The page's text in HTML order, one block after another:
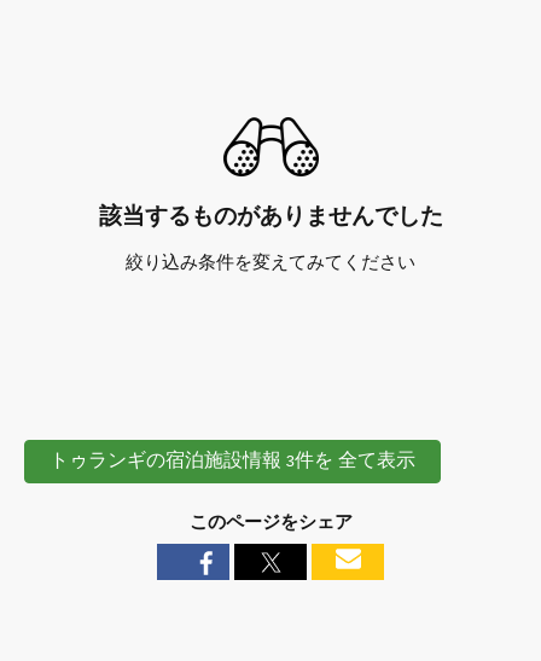
該当するものがありませんでした
絞り込み条件を変えてみてください
トゥランギの宿泊施設情報 3件を 全て表示
このページをシェア